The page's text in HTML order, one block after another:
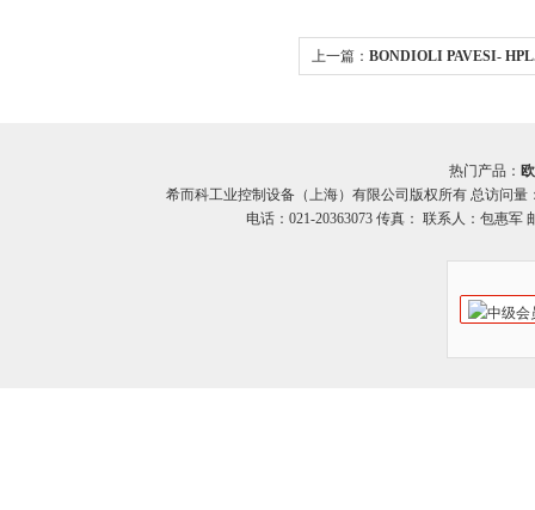
上一篇： BONDIOLI PAVESI-
热门产品：
希而科工业控制设备（上海）有限公司版权所有 总访问量
电话：021-20363073 传真： 联系人：包惠军